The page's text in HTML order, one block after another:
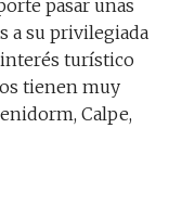
pasar unas
a su privilegiada
turístico
tienen muy
Calpe,